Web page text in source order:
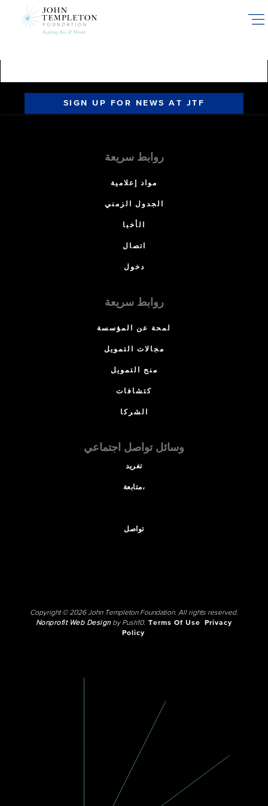
SIGN UP FOR NEWS AT JTF
روابط سريعة
مواد إعلامية
الجدول الزمني
الأخبا
اتصال
دخول
روابط سريعة
لمحة عن المؤسسة
مجالات التمويل
منح التمويل
كتشافات
الشركا
وسائل تواصل اجتماعي
تغريد
متابعة،
تواصل
Copyright © 2026 John Templeton Foundation. All rights reserved.
Nonprofit Web Designby Push10. Terms Of Use
Privacy
Policy